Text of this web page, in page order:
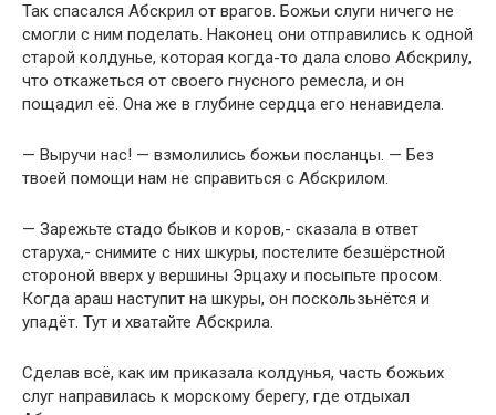
Так спасался Абскрил от врагов. Божьи слуги ничего не
смогли с ним поделать. Наконец они отправились к одной
старой колдунье, которая когда-то дала слово Абскрилу,
что откажеться от своего гнусного ремесла, и он
пощадил её. Она же в глубине сердца его ненавидела.
— Выручи нас! — взмолились божьи посланцы. — Без
твоей помощи нам не справиться с Абскрилом.
— Зарежьте стадо быков и коров,- сказала в ответ
старуха,- снимите с них шкуры, постелите безшёрстной
стороной вверх у вершины Эрцаху и посыпьте просом.
Когда араш наступит на шкуры, он поскользьнётся и
упадёт. Тут и хватайте Абскрила.
Сделав всё, как им приказала колдунья, часть божьих
слуг направилась к морскому берегу, где отдыхал